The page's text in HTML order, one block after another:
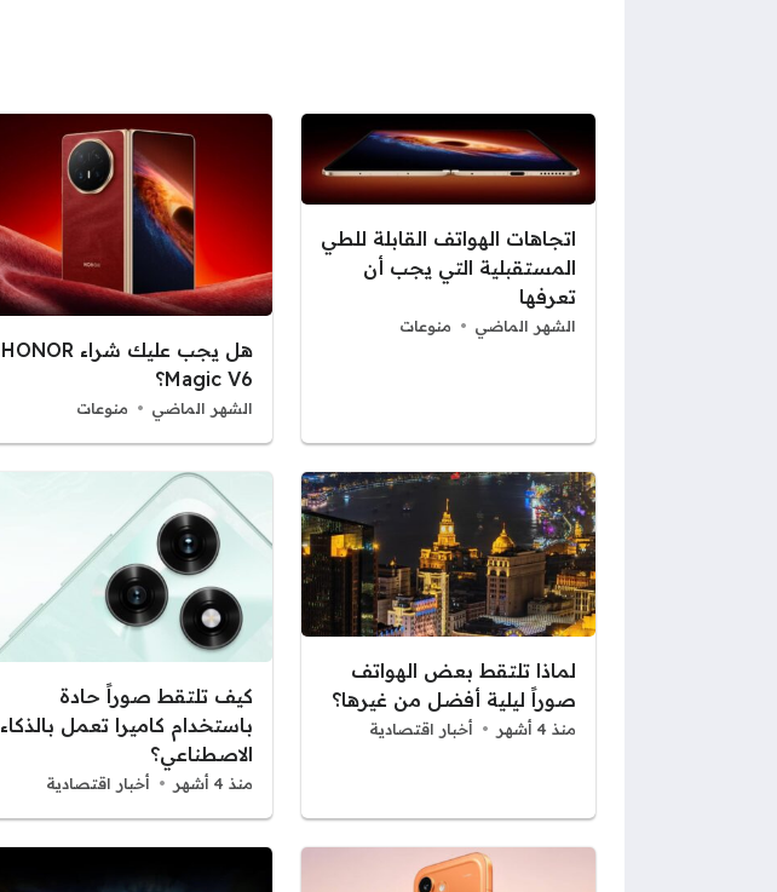
اتجاهات الهواتف القابلة للطي
المستقبلية التي يجب أن
تعرفها
الشهر الماضي منوعات
هل يجب عليك شراء HONOR
Magic V6؟
الشهر الماضي منوعات
لماذا تلتقط بعض الهواتف
صوراً ليلية أفضل من غيرها؟
منذ 4 أشهر أخبار اقتصادية
كيف تلتقط صوراً حادة
باستخدام كاميرا تعمل بالذكاء
الاصطناعي؟
منذ 4 أشهر أخبار اقتصادية